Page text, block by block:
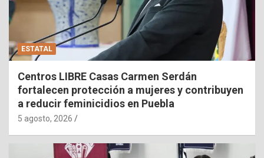
ESTATAL
Centros LIBRE Casas Carmen Serdán
fortalecen protección a mujeres y contribuyen
a reducir feminicidios en Puebla
5 agosto, 2026